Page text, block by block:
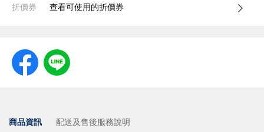
折價券 查看可使用的折價券
商品資訊 配送及售後服務說明